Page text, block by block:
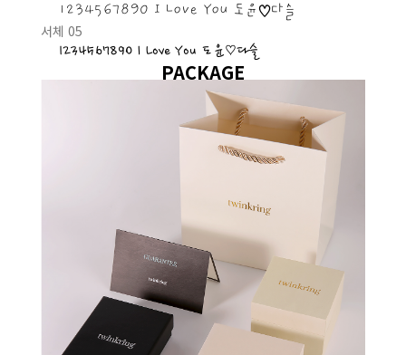
1234567890 I Love You 도윤♡다슬
서체 05
1234567890 I Love You 도윤♡다슬
PACKAGE